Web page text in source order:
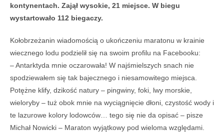
kontynentach. Zajął wysokie, 21 miejsce. W biegu
wystartowało 112 biegaczy.
Kołobrzeżanin wiadomością o ukończeniu maratonu w krainie
wiecznego lodu podzielił się na swoim profilu na Facebooku:
– Antarktyda mnie oczarowała! W najśmielszych snach nie
spodziewałem się tak bajecznego i niesamowitego miejsca.
Potężne klify, dzikość natury – pingwiny, foki, lwy morskie,
wieloryby – tuż obok mnie na wyciągnięcie dłoni, czystość wody i
te lazurowe kolory lodowców… tego się nie da opisać – pisze
Michał Nowicki – Maraton wyjątkowy pod wieloma względami.